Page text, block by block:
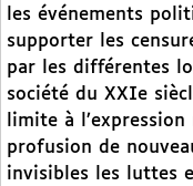
les événements
supporter les
par les différentes
société du XXIe
limite à
profusion de
invisibles les luttes